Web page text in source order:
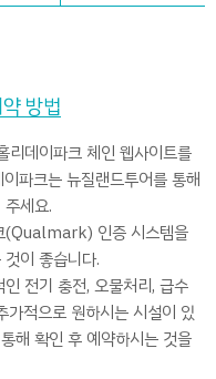
방법
리데이파크 체인 웹사이트를
파크는 뉴질랜드투어를 통해
세요.
(Qualmark) 인증 시스템을
이 좋습니다.
전기 충전, 오물처리, 급수
적으로 원하시는 시설이 있
해 확인 후 예약하시는 것을